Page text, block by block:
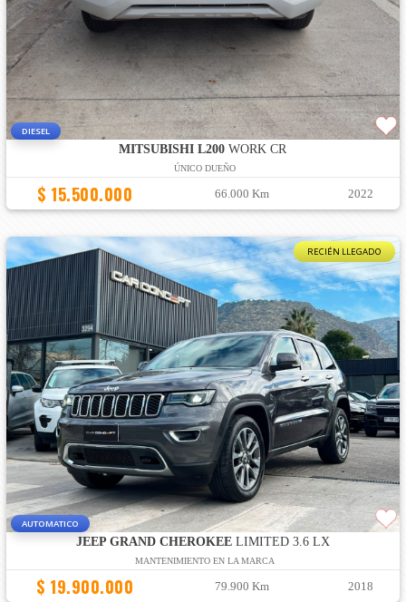
DIESEL
MITSUBISHI L200 WORK CR
ÚNICO DUEÑO
$ 15.500.000 66.000 Km 2022
RECIÉN LLEGADO
AUTOMATICO
JEEP GRAND CHEROKEELIMITED 3.6 LX
MANTENIMIENTO EN LA MARCA
$ 19.900.000 79.900 Km 2018